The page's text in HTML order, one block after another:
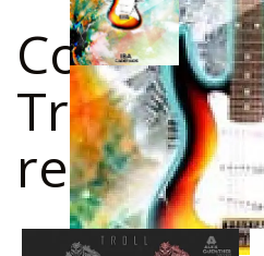
Confira
Trabalhos